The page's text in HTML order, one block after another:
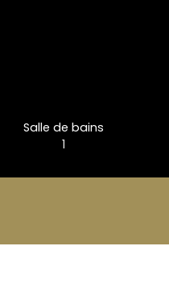
Salle de bains
1